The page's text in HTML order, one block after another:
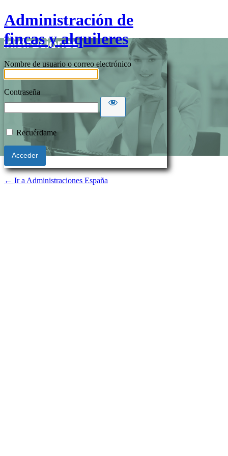
Administración de
fincas y alquileres
Nombre de usuario o correo electrónico
Contraseña
Recuérdame
← Ir a Administraciones España